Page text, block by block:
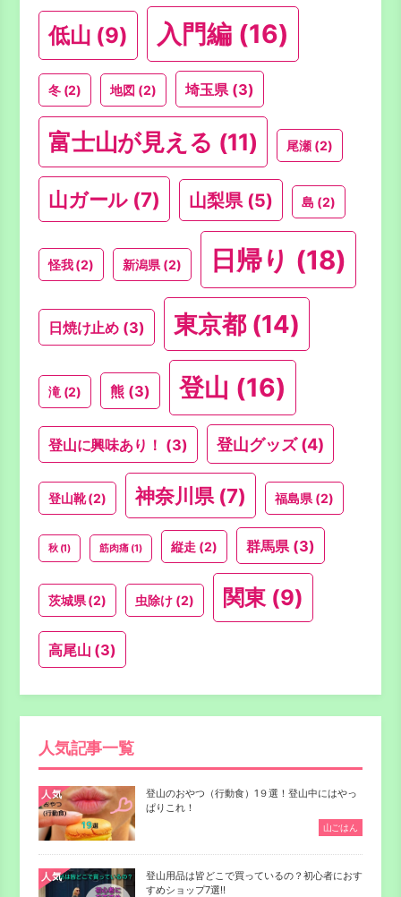
低山 (9) 入門編 (16)
冬(2) 地図 (2) 埼玉県(3)
富士山が見える (11) 尾瀬 (2)
山ガール (7) 山梨県(5) 島 (2)
怪我(2) 新潟県 (2) 日帰り (18)
日焼け止め (3) 東京都(14)
滝 (2) 熊 (3) 登山 (16)
登山に興味あり！ (3) 登山グッズ(4)
登山靴(2) 神奈川県 (7) 福島県 (2)
秋(1) 筋肉痛 (1) 縦走 (2) 群馬県(3)
茨城県(2) 虫除け (2) 関東(9)
高尾山 (3)
人気記事一覧
人気
登山のおやつ（行動食）1９選！登山中にはやっ
ぱりこれ！
山ごはん
人気
登山用品は皆どこで買っているの？初心者におす
すめショップ7選‼